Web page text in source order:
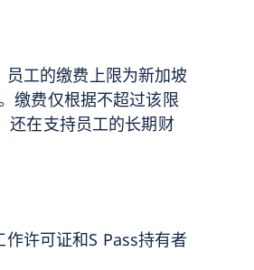
工的缴费上限为新加坡
缴费仅根据不超过该限
还在支持员工的长期财
许可证和S Pass持有者